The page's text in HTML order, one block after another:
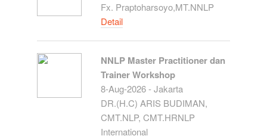
Fx. Praptoharsoyo,MT.NNLP
Detail
NNLP Master Practitioner dan
Trainer Workshop
8-Aug-2026 - Jakarta
DR.(H.C) ARIS BUDIMAN,
CMT.NLP, CMT.HRNLP
International